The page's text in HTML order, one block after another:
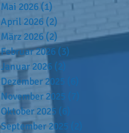
Mai 2026 (1) 1 Beitrag
April 2026 (2)
März 2026 (2) 2 Beiträge
Februar 2026 (3)
Januar 2026 (2)
Dezember 2025
November 2025
Oktober 2025 (6)
September 2025